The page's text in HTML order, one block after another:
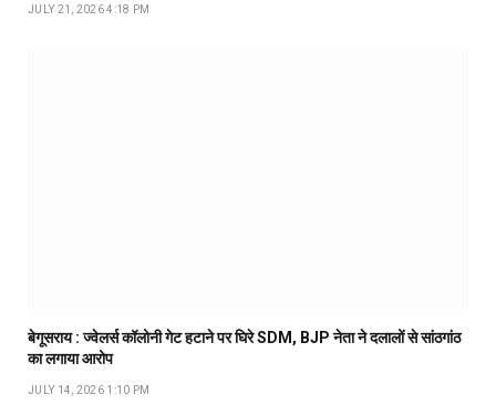
JULY 21, 2026 4:18 PM
बेगूसराय : ज्वेलर्स कॉलोनी गेट हटाने पर घिरे SDM, BJP नेता ने दलालों से सांठगांठ
का लगाया आरोप
JULY 14, 2026 1:10 PM